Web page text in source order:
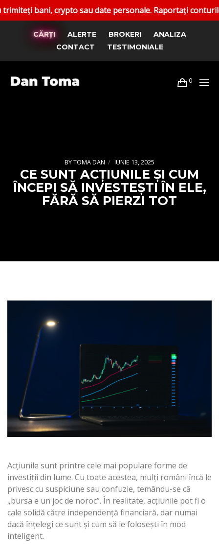
bani, crypto sau date personale. Raportați conturile
CĂRȚI ALERTE BROKERI
ANALIZA
CONTACT
TESTIMONIALE
0
BYTOMA DAN IUNIE 13, 2025
CE SUNT ACȚIUNILE ȘI CUM
ÎNCEPI SĂ INVESTEȘTI ÎN ELE,
FĂRĂ SĂ PIERZI TOT
Acțiunile sunt printre cele mai populare forme de
investiții din lume. Cu toate acestea, mulți români încă le
privesc cu suspiciune sau confuzie, temându-se că
„bursa e un joc de noroc”. În realitate, acțiunile pot fi o
cale solidă către independență financiară, dar numai
dacă înțelegi ce sunt și cum să le folosești în mod
inteligent.